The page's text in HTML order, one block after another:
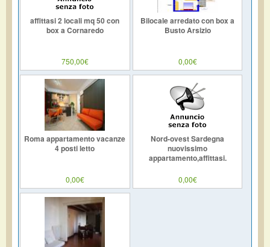
affittasi 2 locali mq 50 con
box a Cornaredo
750,00€
Bilocale arredato con box a
Busto Arsizio
0,00€
Roma appartamento vacanze
4 posti letto
0,00€
Nord-ovest Sardegna
nuovissimo
appartamento,affittasi.
0,00€